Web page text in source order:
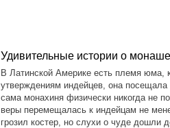
Удивительные истории о
В Латинской Америке есть племя юма,
утверждениям индейцев, она
сама монахиня физически никогда не
веры перемещалась к индейцам не
грозил костер, но слухи о чуде дошли